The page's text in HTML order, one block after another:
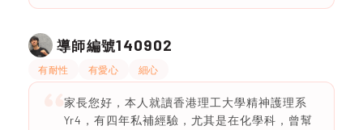
導師編號140902
有耐性 有愛心 細心
家長您好，本人就讀香港理工大學精神護理系
Yr4，有四年私補經驗，尤其是在化學科，曾幫